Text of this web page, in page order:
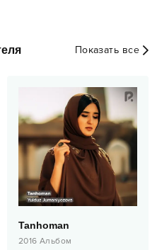
Показать все
Tanhoman
2016 Альбом